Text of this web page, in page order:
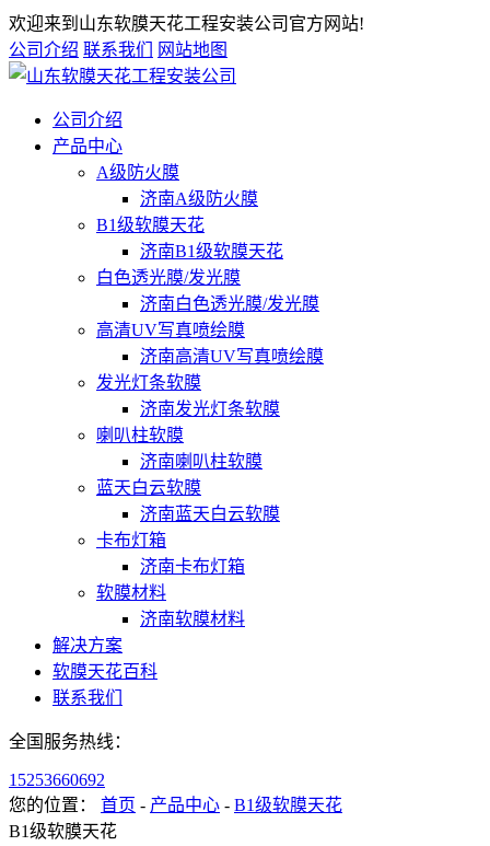
欢迎来到山东软膜天花工程安装公司官方网站!
公司介绍 联系我们 网站地图
公司介绍
产品中心
A级防火膜
济南A级防火膜
B1级软膜天花
济南B1级软膜天花
白色透光膜/发光膜
济南白色透光膜/发光膜
高清UV写真喷绘膜
济南高清UV写真喷绘膜
发光灯条软膜
济南发光灯条软膜
喇叭柱软膜
济南喇叭柱软膜
蓝天白云软膜
济南蓝天白云软膜
卡布灯箱
济南卡布灯箱
软膜材料
济南软膜材料
解决方案
软膜天花百科
联系我们
全国服务热线：
15253660692
您的位置： 首页 - 产品中心 - B1级软膜天花
B1级软膜天花